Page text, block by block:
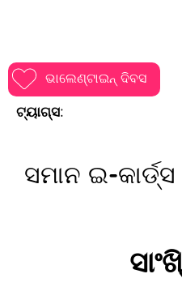
ଭାଲେଣ୍ଟାଇନ୍ ଦିବସ
ଟ୍ୟାଗ୍ସ:
ସମାନ ଇ-କାର୍ଡ୍ସ